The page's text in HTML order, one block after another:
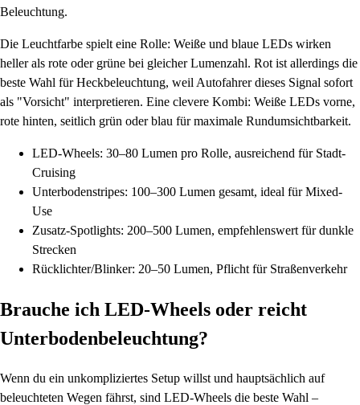
Beleuchtung.
Die Leuchtfarbe spielt eine Rolle: Weiße und blaue LEDs wirken
heller als rote oder grüne bei gleicher Lumenzahl. Rot ist allerdings die
beste Wahl für Heckbeleuchtung, weil Autofahrer dieses Signal sofort
als "Vorsicht" interpretieren. Eine clevere Kombi: Weiße LEDs vorne,
rote hinten, seitlich grün oder blau für maximale Rundumsichtbarkeit.
LED-Wheels: 30–80 Lumen pro Rolle, ausreichend für Stadt-
Cruising
Unterbodenstripes: 100–300 Lumen gesamt, ideal für Mixed-
Use
Zusatz-Spotlights: 200–500 Lumen, empfehlenswert für dunkle
Strecken
Rücklichter/Blinker: 20–50 Lumen, Pflicht für Straßenverkehr
Brauche ich LED-Wheels oder reicht
Unterbodenbeleuchtung?
Wenn du ein unkompliziertes Setup willst und hauptsächlich auf
beleuchteten Wegen fährst, sind LED-Wheels die beste Wahl –